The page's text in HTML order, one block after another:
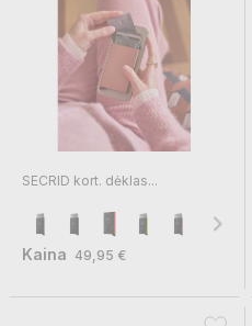
SECRID kort. dėklas...
Kaina 49,95 €